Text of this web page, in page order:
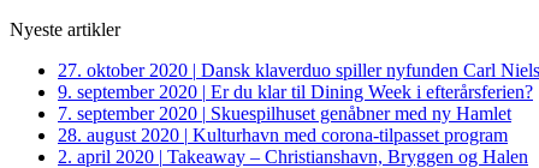
Nyeste artikler
27. oktober 2020 | Dansk klaverduo spiller nyfunden Carl
9. september 2020 | Er du klar til Dining Week i efterårsferien?
7. september 2020 | Skuespilhuset genåbner med ny Hamlet
28. august 2020 | Kulturhavn med corona-tilpasset program
2. april 2020 | Takeaway – Christianshavn, Bryggen og Halen